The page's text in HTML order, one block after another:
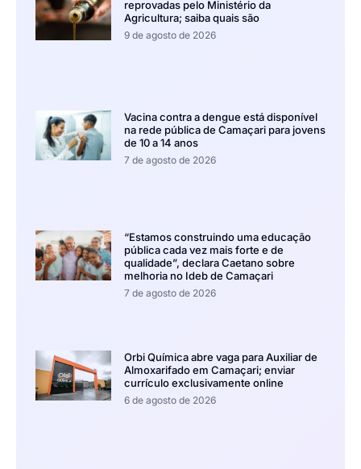
reprovadas pelo Ministério da
Agricultura; saiba quais são
9 de agosto de 2026
Vacina contra a dengue está disponível
na rede pública de Camaçari para jovens
de 10 a 14 anos
7 de agosto de 2026
“Estamos construindo uma educação
pública cada vez mais forte e de
qualidade”, declara Caetano sobre
melhoria no Ideb de Camaçari
7 de agosto de 2026
Orbi Química abre vaga para Auxiliar de
Almoxarifado em Camaçari; enviar
currículo exclusivamente online
6 de agosto de 2026